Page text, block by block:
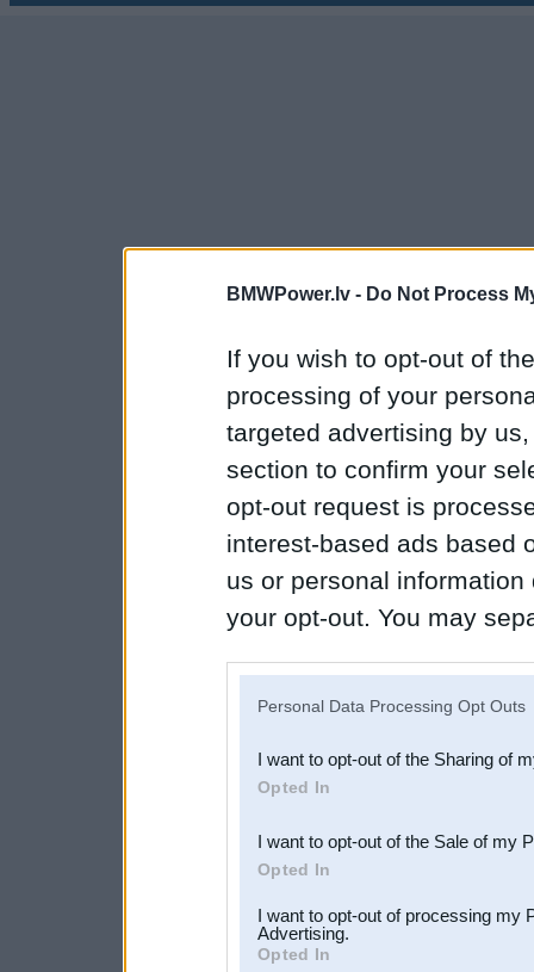
BMWPower.lv - Do Not Process
If you wish to opt-out of
processing of your
targeted advertising by
section to confirm your
opt-out request is
interest-based ads based
us or personal
your opt-out. You may
Downstream Participants
third parties.
Personal Data Processing Opt Outs
I want to opt-out of the Sharing of
Opted In
I want to opt-out of the Sale of my
Opted In
I want to opt-out of processing my
Advertising.
Opted In